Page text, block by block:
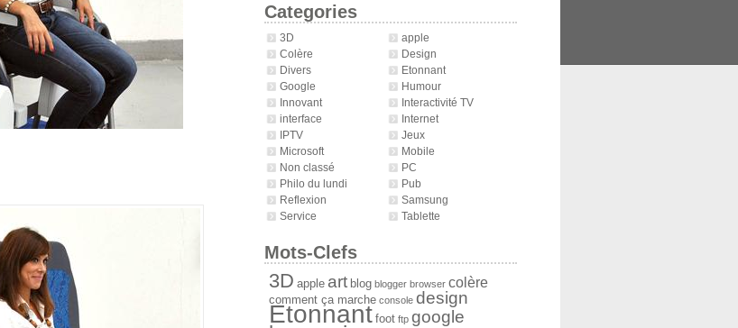
Categories
3D
apple
Colère
Design
Divers
Etonnant
Google
Humour
Innovant
Interactivité TV
interface
Internet
IPTV
Jeux
Microsoft
Mobile
Non classé
PC
Philo du lundi
Pub
Reflexion
Samsung
Service
Tablette
Mots-Clefs
3D apple art blog blogger browser colère
comment ça marche console design
Etonnant foot ftp google